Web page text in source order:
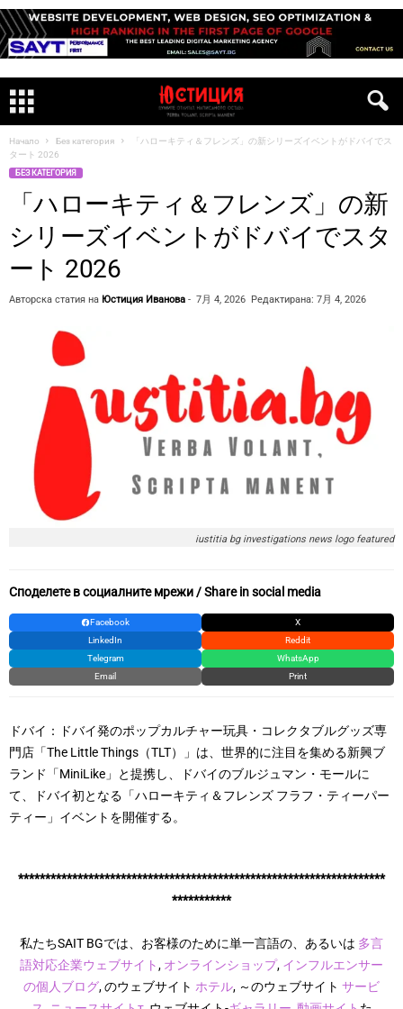
Начало Без категория
「ハローキティ＆フレンズ」の新シリーズイベントがドバイでス
タート 2026
БЕЗ КАТЕГОРИЯ
「ハローキティ＆フレンズ」の新
シリーズイベントがドバイでスタ
ート 2026
Авторска статия на Юстиция Иванова - 7月 4, 2026 Редактирана: 7月 4, 2026
iustitia bg investigations news logo featured
Споделете в социалните мрежи / Share in social media
Facebook
X
LinkedIn
Reddit
Telegram
WhatsApp
Email
Print
ドバイ：ドバイ発のポップカルチャー玩具・コレクタブルグッズ専
門店「The Little Things（TLT）」は、世界的に注目を集める新興ブ
ランド「MiniLike」と提携し、ドバイのブルジュマン・モールに
て、ドバイ初となる「ハローキティ＆フレンズ フラフ・ティーパー
ティー」イベントを開催する。
********************************************************************
***********
私たちSAIT BGでは、お客様のために単一言語の、あるいは 多言
語対応企業ウェブサイト, オンラインショップ, インフルエンサー
の個人ブログ, のウェブサイト ホテル, ～のウェブサイト サービ